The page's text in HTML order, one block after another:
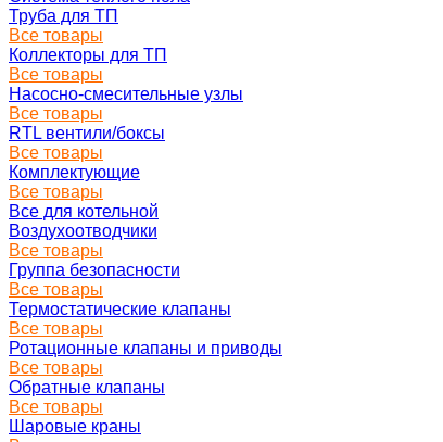
Труба для ТП
Все товары
Коллекторы для ТП
Все товары
Насосно-смесительные узлы
Все товары
RTL вентили/боксы
Все товары
Комплектующие
Все товары
Все для котельной
Воздухоотводчики
Все товары
Группа безопасности
Все товары
Термостатические клапаны
Все товары
Ротационные клапаны и приводы
Все товары
Обратные клапаны
Все товары
Шаровые краны